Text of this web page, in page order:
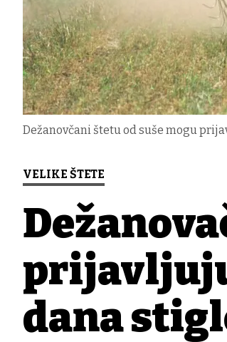
Dežanovčani štetu od suše mogu
VELIKE ŠTETE
prijavljuju
dana